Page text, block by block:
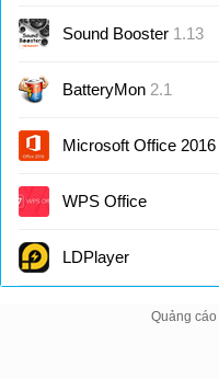
2024/2021/2019/2016
Sound Booster 1.13
BatteryMon 2.1
Microsoft Office 2016
(16.0
WPS Office
LDPlayer